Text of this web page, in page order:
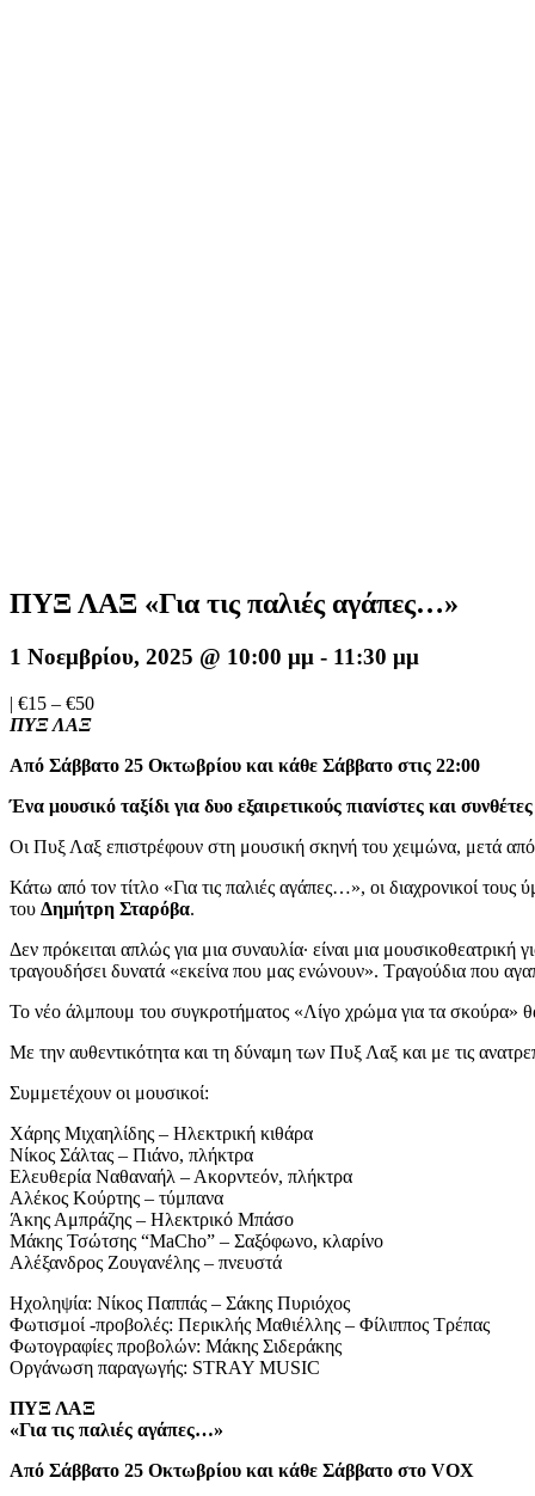
ΠΥΞ ΛΑΞ «Για τις παλιές αγάπες…»
1 Νοεμβρίου, 2025 @ 10:00 μμ - 11:30 μμ
| €15 – €50
ΠΥΞ ΛΑΞ
Από Σάββατο 25 Οκτωβρίου και κάθε Σάββατο στις 22:00
Ένα μουσικό ταξίδι για δυο εξαιρετικούς πιανίστες και συνθέτες
Οι Πυξ Λαξ επιστρέφουν στη μουσική σκηνή του χειμώνα, μετά
Κάτω από τον τίτλο «Για τις παλιές αγάπες…», οι διαχρονικοί
του Δημήτρη Σταρόβα.
Δεν πρόκειται απλώς για μια συναυλία∙ είναι μια
τραγουδήσει δυνατά «εκείνα που μας ενώνουν». Τραγούδια που
Το νέο άλμπουμ του συγκροτήματος «Λίγο χρώμα για τα σκούρα» θα
Με την αυθεντικότητα και τη δύναμη των Πυξ Λαξ και με τις
Συμμετέχουν οι μουσικοί:
Χάρης Μιχαηλίδης – Ηλεκτρική κιθάρα
Νίκος Σάλτας – Πιάνο, πλήκτρα
Ελευθερία Ναθαναήλ – Ακορντεόν, πλήκτρα
Αλέκος Κούρτης – τύμπανα
Άκης Αμπράζης – Ηλεκτρικό Μπάσο
Μάκης Τσώτσης “MaCho” – Σαξόφωνο, κλαρίνο
Αλέξανδρος Ζουγανέλης – πνευστά
Ηχοληψία: Νίκος Παππάς – Σάκης Πυριόχος
Φωτισμοί -προβολές: Περικλής Μαθιέλλης – Φίλιππος Τρέπας
Φωτογραφίες προβολών: Μάκης Σιδεράκης
Οργάνωση παραγωγής: STRAY MUSIC
ΠΥΞ ΛΑΞ
«Για τις παλιές αγάπες…»
Από Σάββατο 25 Οκτωβρίου και κάθε Σάββατο στο VOX